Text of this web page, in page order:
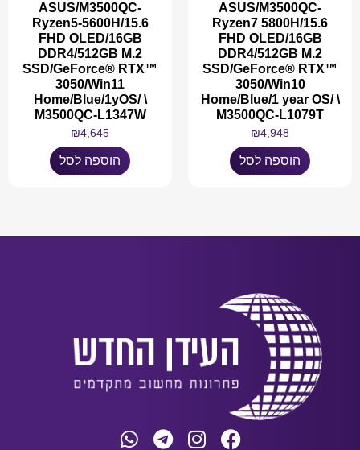
ASUS/M3500QC-
Ryzen7 5800H/15.6
FHD OLED/16GB
DDR4/512GB M.2
SSD/GeForce® RTX™
3050/Win10
Home/Blue/1 year OS/ \
M3500QC-L1079T
₪4,948
הוספה לסל
ASUS/M3500QC-
Ryzen5-5600H/15.6
FHD OLED/16GB
DDR4/512GB M.2
SSD/GeForce® RTX™
3050/Win11
Home/Blue/1yOS/ \
M3500QC-L1347W
₪4,645
הוספה לסל